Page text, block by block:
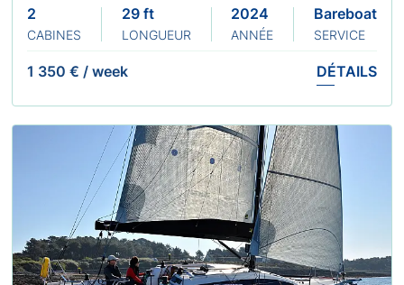
2
CABINES
29 ft
LONGUEUR
2024
ANNÉE
Bareboat
SERVICE
1 350 € / week DÉTAILS